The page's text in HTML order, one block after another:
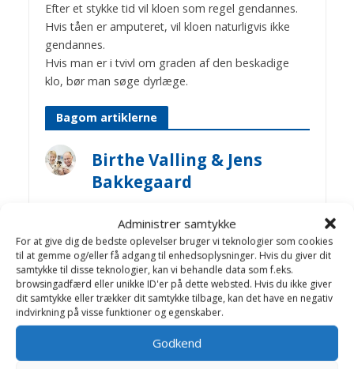
Administrer samtykke
For at give dig de bedste oplevelser bruger vi teknologier som cookies
til at gemme og/eller få adgang til enhedsoplysninger. Hvis du giver dit
samtykke til disse teknologier, kan vi behandle data som f.eks.
browsingadfærd eller unikke ID'er på dette websted. Hvis du ikke giver
dit samtykke eller trækker dit samtykke tilbage, kan det have en negativ
indvirkning på visse funktioner og egenskaber.
Godkend
Efter et stykke tid vil kloen som regel gendannes.
Hvis tåen er amputeret, vil kloen naturligvis ikke
gendannes.
Hvis man er i tvivl om graden af den beskadige
klo, bør man søge dyrlæge.
Bagom artiklerne
Birthe Valling & Jens
Bakkegaard
arbejder Birthe sammen med dygtige
kolleger på Helsinge Dyreklinik.
Jens Bakkegaard: Dyrlæge og leder af
Hillerød Dyrehospital og Helsinge
Hestehospital. En travl hverdag med
mange spændende opgaver, -som
giver stof til artikler på Dyrlægevagten